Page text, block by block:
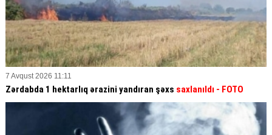
7 Avqust 2026 11:11
Zərdabda 1 hektarlıq ərazini yandıran şəxs saxlanıldı - FOTO